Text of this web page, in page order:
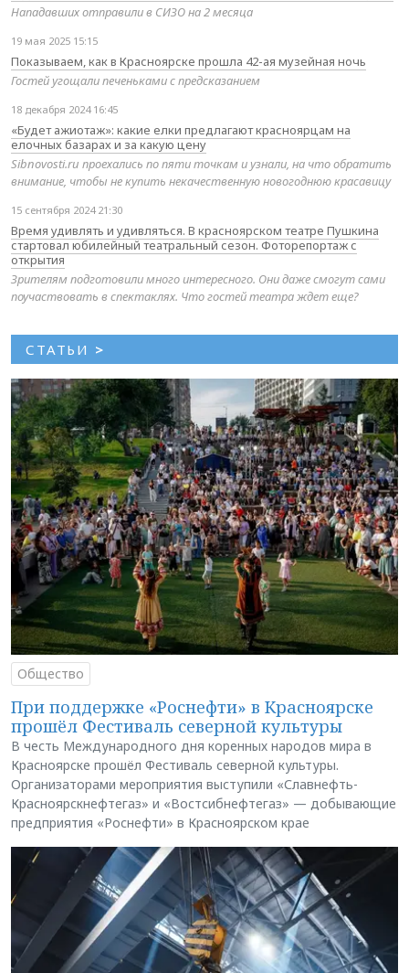
Нападавших отправили в СИЗО на 2 месяца
19 мая 2025 15:15
Показываем, как в Красноярске прошла 42-ая музейная ночь
Гостей угощали печеньками с предсказанием
18 декабря 2024 16:45
«Будет ажиотаж»: какие елки предлагают красноярцам на
елочных базарах и за какую цену
Sibnovosti.ru проехались по пяти точкам и узнали, на что обратить
внимание, чтобы не купить некачественную новогоднюю красавицу
15 сентября 2024 21:30
Время удивлять и удивляться. В красноярском театре Пушкина
стартовал юбилейный театральный сезон. Фоторепортаж с
открытия
Зрителям подготовили много интересного. Они даже смогут сами
поучаствовать в спектаклях. Что гостей театра ждет еще?
СТАТЬИ >
Общество
При поддержке «Роснефти» в Красноярске
прошёл Фестиваль северной культуры
В честь Международного дня коренных народов мира в
Красноярске прошёл Фестиваль северной культуры.
Организаторами мероприятия выступили «Славнефть-
Красноярскнефтегаз» и «Востсибнефтегаз» — добывающие
предприятия «Роснефти» в Красноярском крае